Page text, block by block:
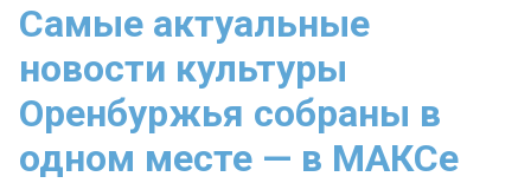
Самые актуальные
новости культуры
Оренбуржья собраны в
одном месте — в МАКСе